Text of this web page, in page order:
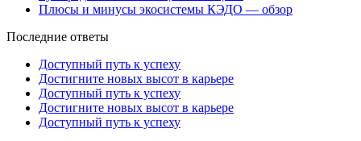
Плюсы и минусы экосистемы КЭДО — обзор
Последние ответы
Доступный путь к успеху
Достигните новых высот в карьере
Доступный путь к успеху
Достигните новых высот в карьере
Доступный путь к успеху